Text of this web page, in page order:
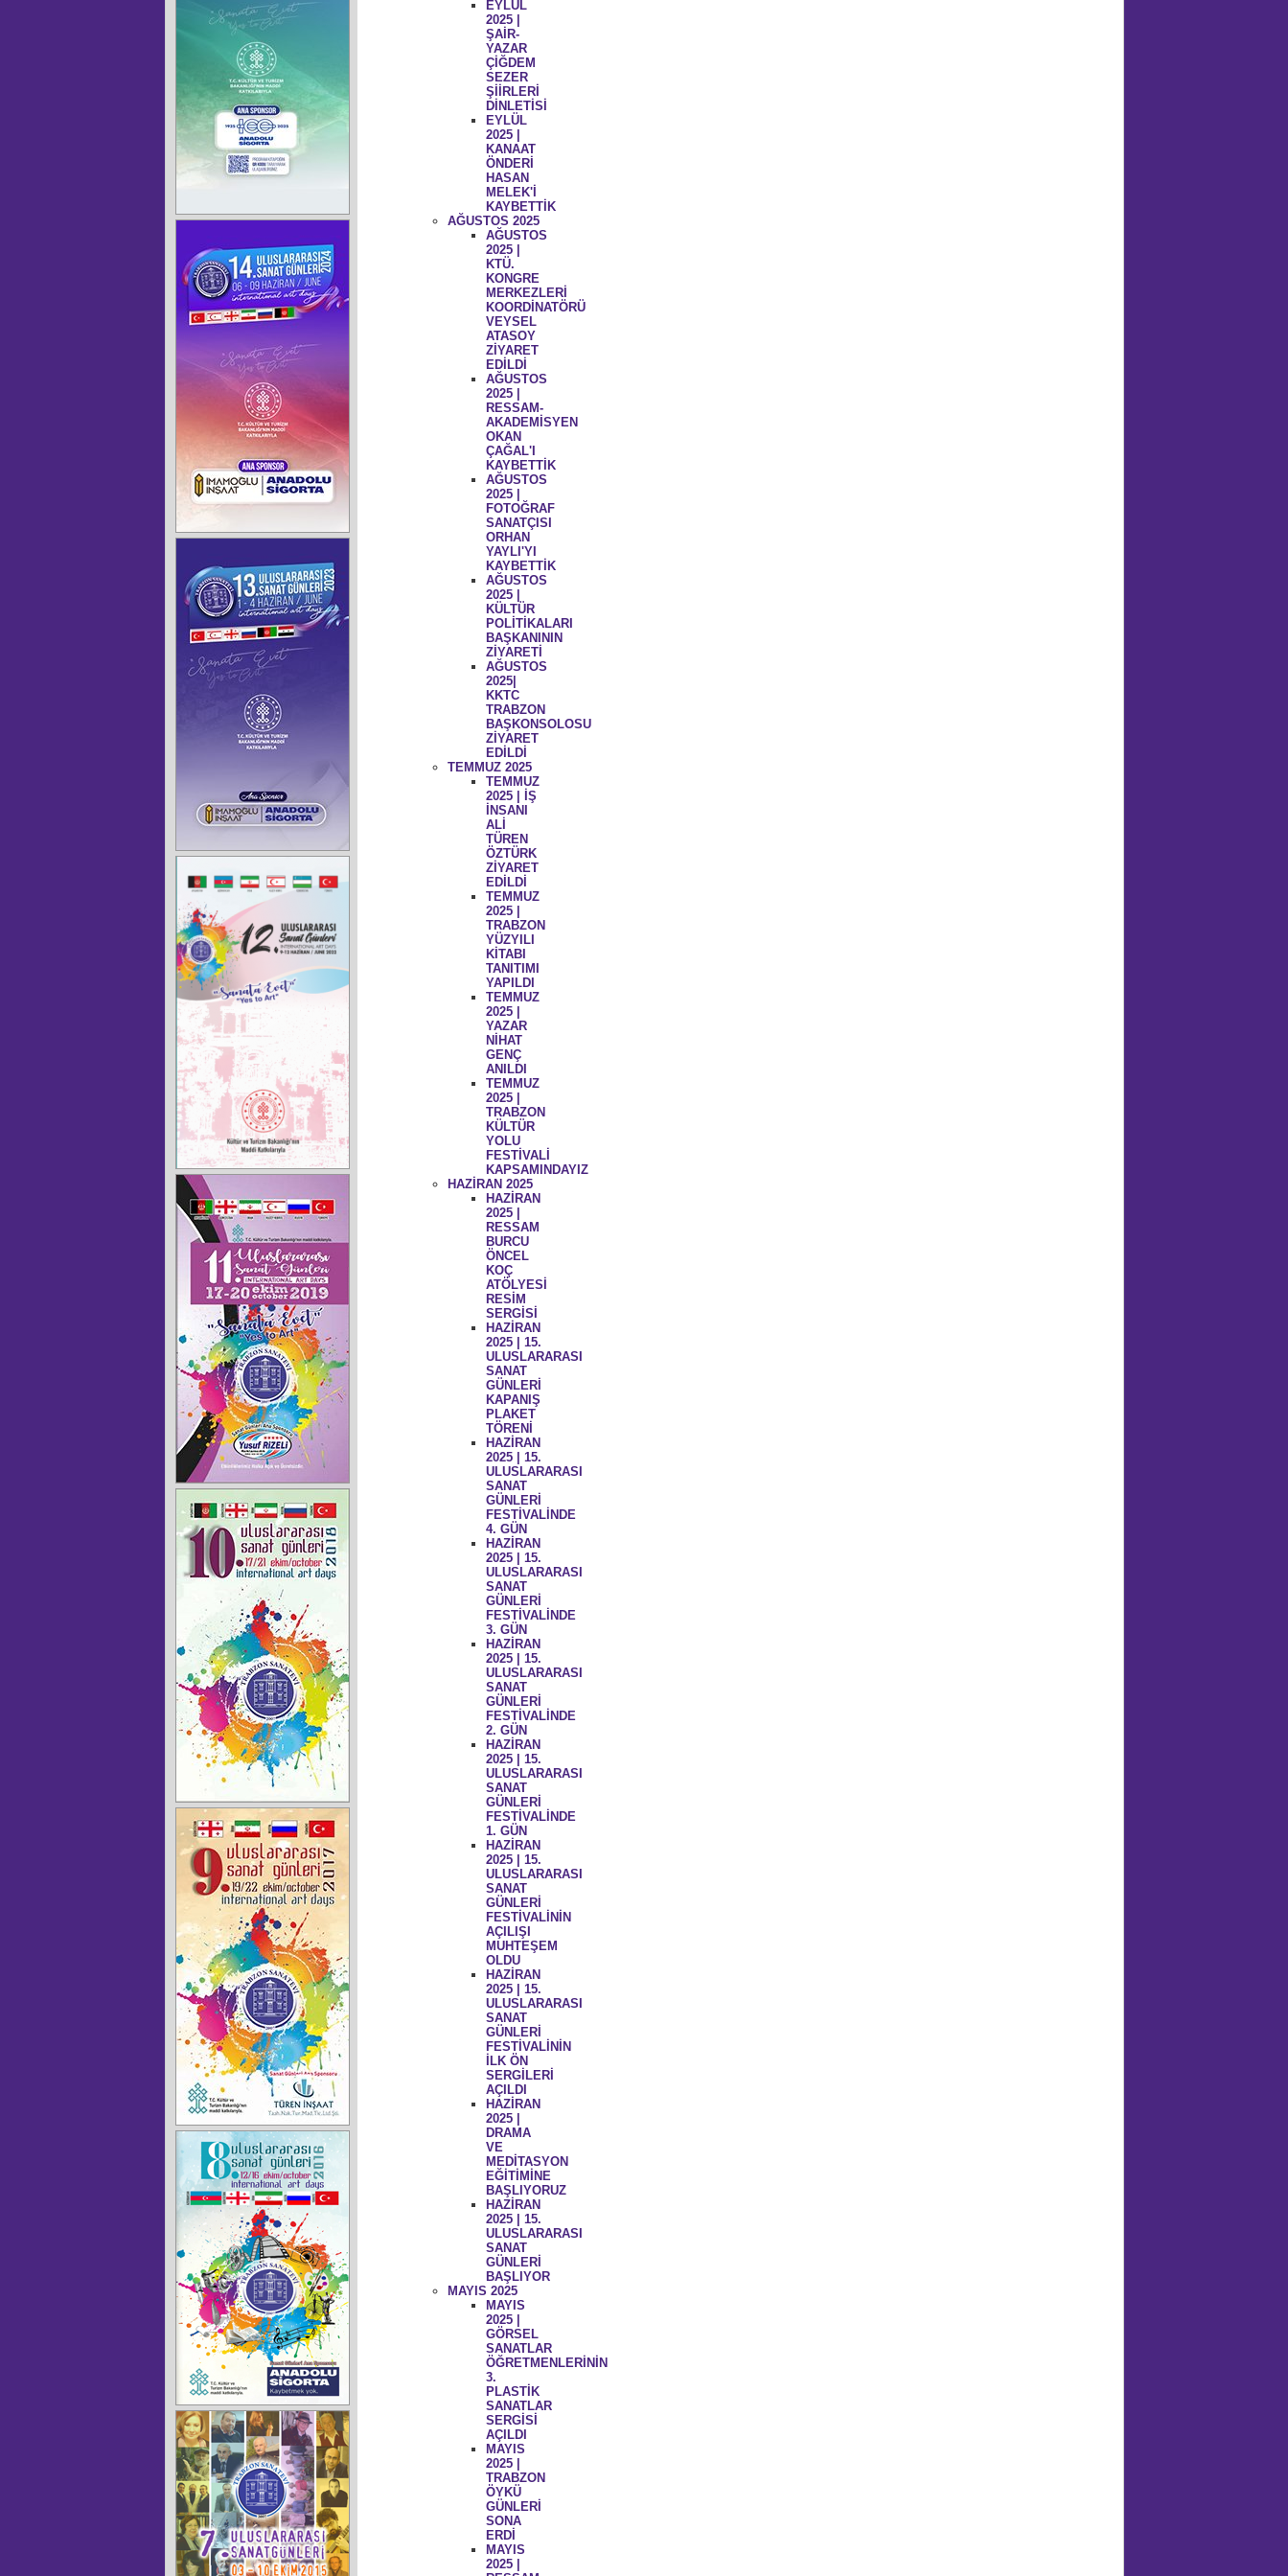
EYLÜL
2025 |
ŞAİR-
YAZAR
ÇİĞDEM
SEZER
ŞİİRLERİ
DİNLETİSİ
EYLÜL
2025 |
KANAAT
ÖNDERİ
HASAN
MELEK'İ
KAYBETTİK
AĞUSTOS 2025
AĞUSTOS
2025 |
KTÜ.
KONGRE
MERKEZLERİ
KOORDİNATÖRÜ
VEYSEL
ATASOY
ZİYARET
EDİLDİ
AĞUSTOS
2025 |
RESSAM-
AKADEMİSYEN
OKAN
ÇAĞAL'I
KAYBETTİK
AĞUSTOS
2025 |
FOTOĞRAF
SANATÇISI
ORHAN
YAYLI'YI
KAYBETTİK
AĞUSTOS
2025 |
KÜLTÜR
POLİTİKALARI
BAŞKANININ
ZİYARETİ
AĞUSTOS
2025|
KKTC
TRABZON
BAŞKONSOLOSU
ZİYARET
EDİLDİ
TEMMUZ 2025
TEMMUZ
2025 | İŞ
İNSANI
ALİ
TÜREN
ÖZTÜRK
ZİYARET
EDİLDİ
TEMMUZ
2025 |
TRABZON
YÜZYILI
KİTABI
TANITIMI
YAPILDI
TEMMUZ
2025 |
YAZAR
NİHAT
GENÇ
ANILDI
TEMMUZ
2025 |
TRABZON
KÜLTÜR
YOLU
FESTİVALİ
KAPSAMINDAYIZ
HAZİRAN 2025
HAZİRAN
2025 |
RESSAM
BURCU
ÖNCEL
KOÇ
ATÖLYESİ
RESİM
SERGİSİ
HAZİRAN
2025 | 15.
ULUSLARARASI
SANAT
GÜNLERİ
KAPANIŞ
PLAKET
TÖRENİ
HAZİRAN
2025 | 15.
ULUSLARARASI
SANAT
GÜNLERİ
FESTİVALİNDE
4. GÜN
HAZİRAN
2025 | 15.
ULUSLARARASI
SANAT
GÜNLERİ
FESTİVALİNDE
3. GÜN
HAZİRAN
2025 | 15.
ULUSLARARASI
SANAT
GÜNLERİ
FESTİVALİNDE
2. GÜN
HAZİRAN
2025 | 15.
ULUSLARARASI
SANAT
GÜNLERİ
FESTİVALİNDE
1. GÜN
HAZİRAN
2025 | 15.
ULUSLARARASI
SANAT
GÜNLERİ
FESTİVALİNİN
AÇILIŞI
MUHTEŞEM
OLDU
HAZİRAN
2025 | 15.
ULUSLARARASI
SANAT
GÜNLERİ
FESTİVALİNİN
İLK ÖN
SERGİLERİ
AÇILDI
HAZİRAN
2025 |
DRAMA
VE
MEDİTASYON
EĞİTİMİNE
BAŞLIYORUZ
HAZİRAN
2025 | 15.
ULUSLARARASI
SANAT
GÜNLERİ
BAŞLIYOR
MAYIS 2025
MAYIS
2025 |
GÖRSEL
SANATLAR
ÖĞRETMENLERİNİN
3.
PLASTİK
SANATLAR
SERGİSİ
AÇILDI
MAYIS
2025 |
TRABZON
ÖYKÜ
GÜNLERİ
SONA
ERDİ
MAYIS
2025 |